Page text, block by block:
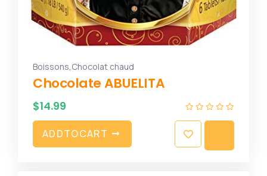
Boissons,Chocolat chaud
Chocolate ABUELITA
$14.99
ADDTOCART